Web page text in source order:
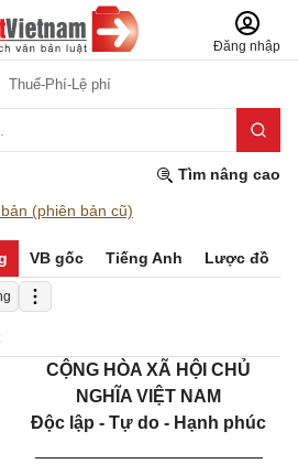
Đăng nhập
Thuế-Phí-Lệ phí
Tìm nâng cao
(phiên bản cũ)
VB gốc Tiếng Anh Lược đồ
CỘNG HÒA XÃ HỘI CHỦ
NGHĨA VIỆT NAM
Độc lập - Tự do - Hạnh phúc